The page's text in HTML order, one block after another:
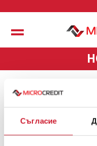
Съгласие
Меню